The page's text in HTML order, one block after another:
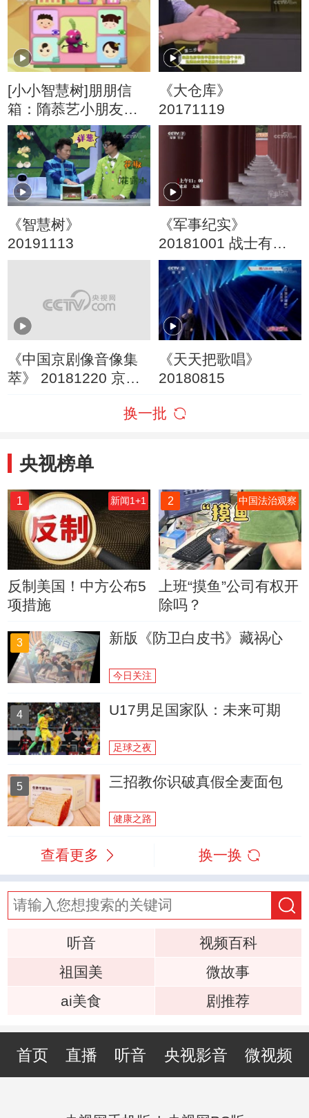
[小小智慧树]朋朋信
箱：隋菾艺小朋友的
来信
《大仓库》
20171119
《智慧树》
20191113
《军事纪实》
20181001 战士有颗
忠诚的心① 为国筑梦
《中国京剧像音像集
萃》 20181220 京剧
《天天把歌唱》
20180815
换一批
央视榜单
1 新闻1+1
反制美国！中方公布5
项措施
2 中国法治观察
上班“摸鱼”公司有权开
除吗？
3 新版《防卫白皮书》藏祸心
今日关注
4 U17男足国家队：未来可期
足球之夜
5 三招教你识破真假全麦面包
健康之路
查看更多 换一换
听音
视频百科
祖国美
微故事
ai美食
剧推荐
首页 直播 听音 央视影音 微视频